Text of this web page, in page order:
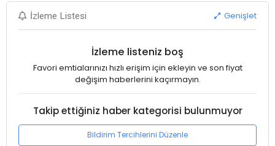
İzleme Listesi Genişlet
İzleme listeniz boş
Favori emtialarınızı hızlı erişim için ekleyin ve son fiyat
değişim haberlerini kaçırmayın.
Takip ettiğiniz haber kategorisi bulunmuyor
Bildirim Tercihlerini Düzenle